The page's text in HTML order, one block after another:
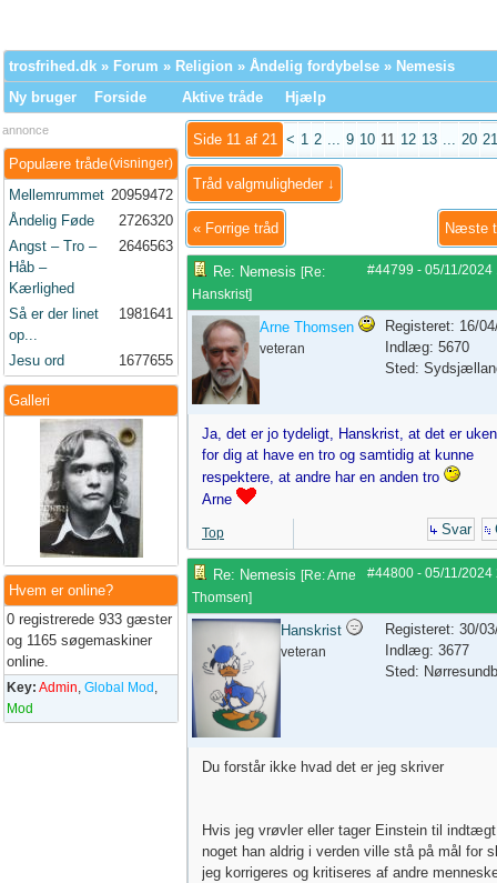
trosfrihed.dk » Forum » Religion » Åndelig fordybelse » Nemesis
Ny bruger
Forside Aktive tråde Hjælp
annonce
(visninger)
Populære tråde
Mellemrummet 20959472
Åndelig Føde
2726320
Angst – Tro –
Håb –
Kærlighed
2646563
Så er der linet
op...
1981641
Jesu ord 1677655
Galleri
Hvem er online?
0 registrerede 933 gæster
og 1165 søgemaskiner
online.
Key: Admin, Global Mod ,
Mod
Side 11 af 21 < 1 2 ... 9 10 11 12 13 ... 20 21
Tråd valgmuligheder ↓
« Forrige tråd Næste
#44799 - 05/11/2024
Re: Nemesis [Re:
Hanskrist]
Arne Thomsen
veteran
Registeret: 16/
Indlæg: 5670
Sted:
Ja, det er jo tydeligt, Hanskrist, at det er
for dig at have en tro og samtidig at kunne
respektere, at andre har en anden tro
Arne
Top Svar
#44800 - 05/11/2024
Re: Nemesis [Re: Arne
Thomsen]
Hanskrist
veteran
Registeret: 30/
Indlæg: 3677
Sted:
Du forstår ikke hvad det er jeg skriver
Hvis jeg vrøvler eller tager Einstein til
noget han aldrig i verden ville stå på mål for
jeg korrigeres og kritiseres af andre